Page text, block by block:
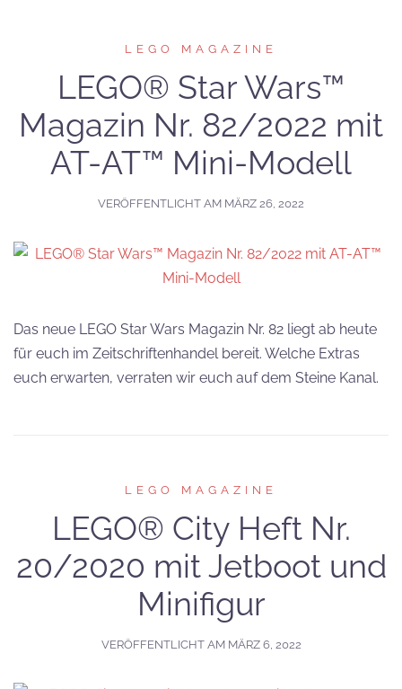
LEGO MAGAZINE
LEGO® Star Wars™
Magazin Nr. 82/2022 mit
AT-AT™ Mini-Modell
VERÖFFENTLICHT AM MÄRZ 26, 2022
Das neue LEGO Star Wars Magazin Nr. 82 liegt ab heute
für euch im Zeitschriftenhandel bereit. Welche Extras
euch erwarten, verraten wir euch auf dem Steine Kanal.
LEGO MAGAZINE
LEGO® City Heft Nr.
20/2020 mit Jetboot und
Minifigur
VERÖFFENTLICHT AM MÄRZ 6, 2022